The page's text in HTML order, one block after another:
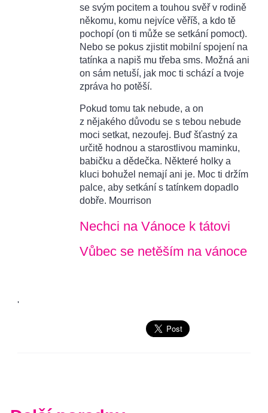
se svým pocitem a touhou svěř v rodině
někomu, komu nejvíce věříš, a kdo tě
pochopí (on ti může se setkání pomoct).
Nebo se pokus zjistit mobilní spojení na
tatínka a napiš mu třeba sms. Možná ani
on sám netuší, jak moc ti schází a tvoje
zpráva ho potěší.
Pokud tomu tak nebude, a on
z nějakého důvodu se s tebou nebude
moci setkat, nezoufej. Buď šťastný za
určitě hodnou a starostlivou maminku,
babičku a dědečka. Některé holky a
kluci bohužel nemají ani je. Moc ti držím
palce, aby setkání s tatínkem dopadlo
dobře. Mourrison
Nechci na Vánoce k tátovi
Vůbec se netěším na vánoce
'